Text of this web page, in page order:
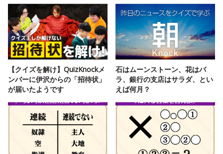
【クイズを解け】QuizKnockメ
ンバーに伊沢からの「招待状」
が届いたようです
石はムーンストーン、花はバ
ラ、銀行の支店はサラダ、とい
えば何月？